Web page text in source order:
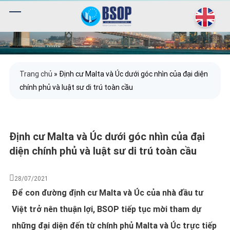
Trang chủ » Định cư Malta và Úc dưới góc nhìn của đại diện
chính phủ và luật sư di trú toàn cầu
Định cư Malta và Úc dưới góc nhìn của đại
diện chính phủ và luật sư di trú toàn cầu
28/07/2021
Để con đường định cư Malta và Úc của nhà đầu tư
Việt trở nên thuận lợi, BSOP tiếp tục mời tham dự
những đại diện đến từ chính phủ Malta và Úc trực tiếp